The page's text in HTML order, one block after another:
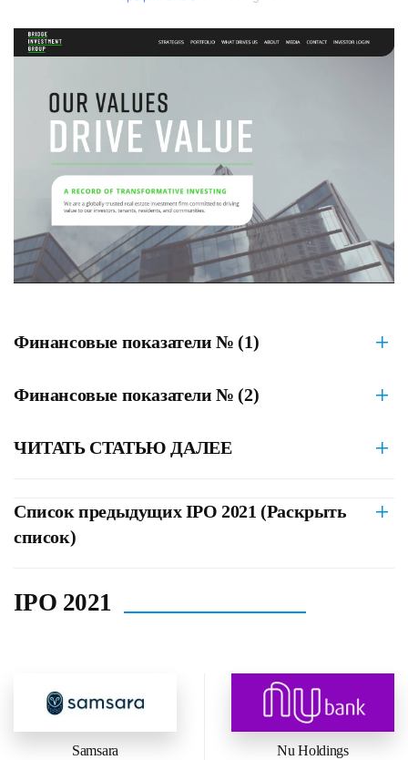
Финансовые показатели № (1)
Финансовые показатели № (2)
ЧИТАТЬ СТАТЬЮ ДАЛЕЕ
Список предыдущих IPO 2021 (Раскрыть
список)
IPO 2021
Samsara
Nu Holdings